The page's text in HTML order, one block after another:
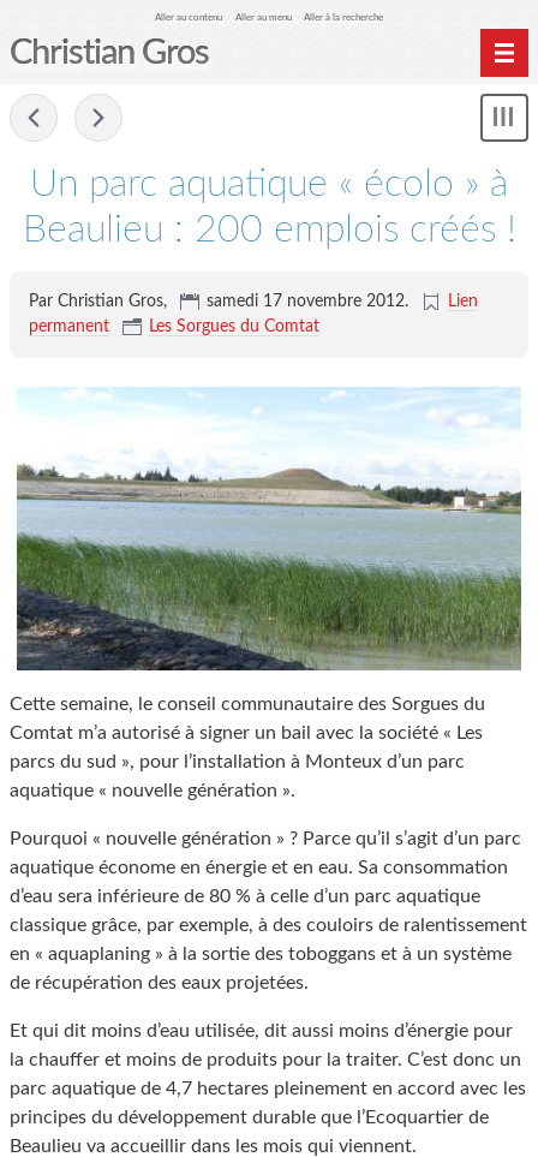
Aller au contenu Aller au menu Aller à la recherche
Christian Gros
Un parc aquatique « écolo » à
Beaulieu : 200 emplois créés !
Par Christian Gros, samedi 17 novembre 2012.
Lien
permanent
Les Sorgues du Comtat
Cette semaine, le conseil communautaire des Sorgues du
Comtat m’a autorisé à signer un bail avec la société « Les
parcs du sud », pour l’installation à Monteux d’un parc
aquatique « nouvelle génération ».
Pourquoi « nouvelle génération » ? Parce qu’il s’agit d’un parc
aquatique économe en énergie et en eau. Sa consommation
d’eau sera inférieure de 80 % à celle d’un parc aquatique
classique grâce, par exemple, à des couloirs de ralentissement
en « aquaplaning » à la sortie des toboggans et à un système
de récupération des eaux projetées.
Et qui dit moins d’eau utilisée, dit aussi moins d’énergie pour
la chauffer et moins de produits pour la traiter. C’est donc un
parc aquatique de 4,7 hectares pleinement en accord avec les
principes du développement durable que l’Ecoquartier de
Beaulieu va accueillir dans les mois qui viennent.